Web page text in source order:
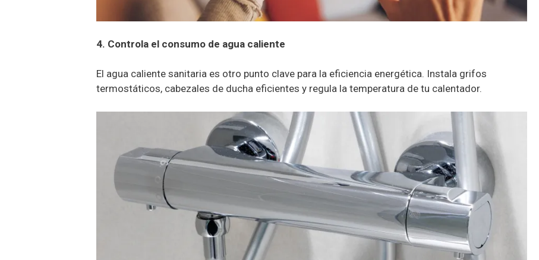
4. Controla el consumo de agua caliente
El agua caliente sanitaria es otro punto clave para la eficiencia energética. Instala grifos
termostáticos, cabezales de ducha eficientes y regula la temperatura de tu calentador.